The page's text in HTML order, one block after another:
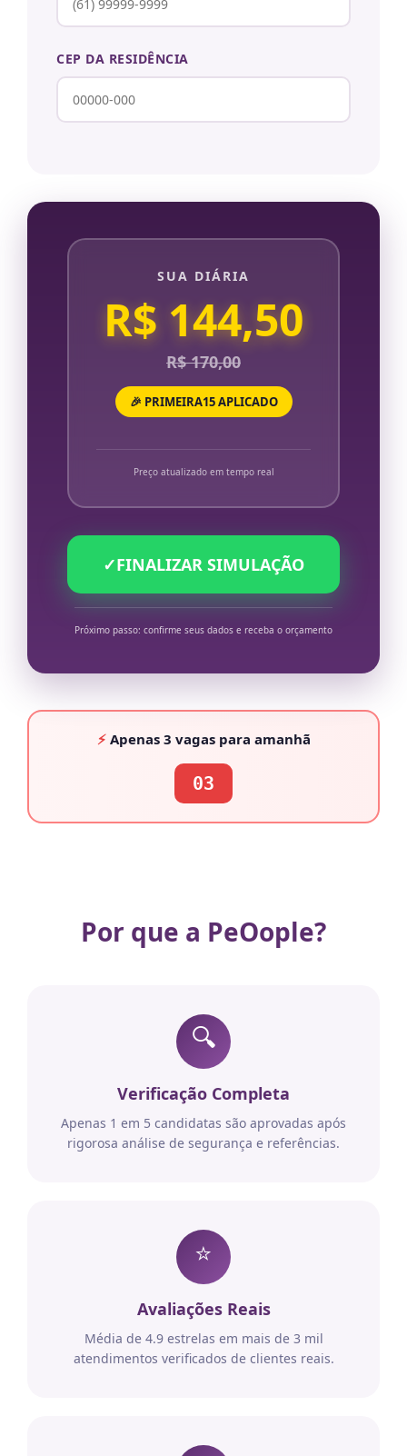
CEP DA RESIDÊNCIA
SUA DIÁRIA
R$ 144,50
R$ 170,00
🎉 PRIMEIRA15 APLICADO
Preço atualizado em tempo real
✓FINALIZAR SIMULAÇÃO
Próximo passo: confirme seus dados e receba o orçamento
⚡Apenas 3 vagaspara amanhã
03
Por que a PeOople?
🔍
Verificação Completa
Apenas 1 em 5 candidatas são aprovadas após
rigorosa análise de segurança e referências.
⭐
Avaliações Reais
Média de 4.9 estrelas em mais de 3 mil
atendimentos verificados de clientes reais.